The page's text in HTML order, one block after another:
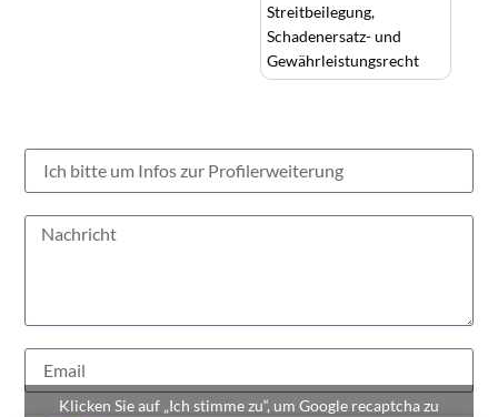
Streitbeilegung,
Schadenersatz- und
Gewährleistungsrecht
Klicken Sie auf „Ich stimme zu“, um Google recaptcha zu